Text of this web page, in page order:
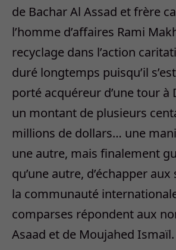
de Bachar Al Assad et frère
l’homme d’affaires Rami
recyclage dans l’action
duré longtemps puisqu’il
porté acquéreur d’une tour à
un montant de plusieurs
millions de dollars… une
une autre, mais finalement
qu’une autre, d’échapper
la communauté
comparses répondent aux
Asaad et de Moujahed Ismaïl.